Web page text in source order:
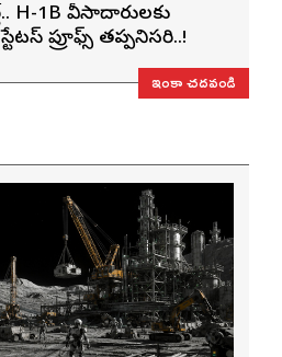
H-1B వీసాదారులకు
ప్రూఫ్స్ తప్పనిసరి..!
ఇంకా చదవండి